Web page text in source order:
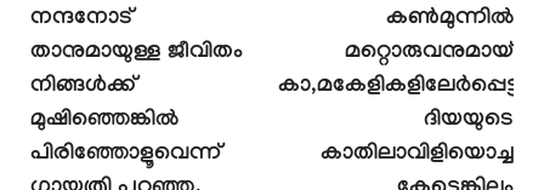
നന്ദനോട്
താനുമായുള്ള ജീവിതം
നിങ്ങൾക്ക്
മുഷിഞ്ഞെങ്കിൽ
പിരിഞ്ഞോളൂവെന്ന്
കൺമുന്നിൽ
മറ്റൊരുവനുമായ്
ദിയയുടെ
കാതിലാവിളിയൊച്ച